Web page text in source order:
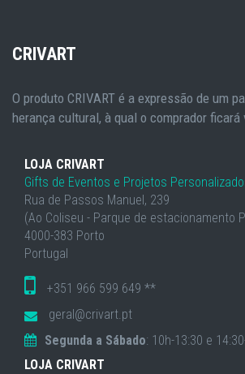
CRIVART
O produto CRIVART é a expressão de um
herança cultural, à qual o comprador ficará
LOJA CRIVART
Gifts de Eventos e Projetos
Rua de Passos Manuel, 239
(Ao Coliseu - Parque de estacionamento
4000-383 Porto
Portugal
+351 966 599 649 **
geral@crivart.pt
Segunda a Sábado: 10h-13:30 e
LOJA CRIVART